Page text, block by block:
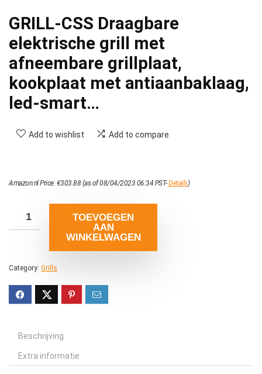
GRILL-CSS Draagbare
elektrische grill met
afneembare grillplaat,
kookplaat met antiaanbaklaag,
led-smart…
Add to wishlist Add to compare
Amazon.nl Price:€303.88(as of 08/04/2023 06:34 PST-Details)
TOEVOEGEN
AAN
WINKELWAGEN
Category: Grills
Beschrijving
Extra informatie